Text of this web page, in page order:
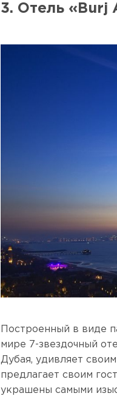
3. Отель «Burj
Построенный в виде
мире 7-звездочный
Дубая, удивляет
предлагает своим
украшены самыми